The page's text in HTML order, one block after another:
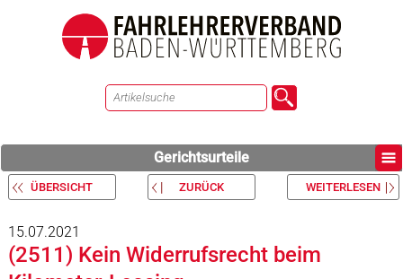
Gerichtsurteile
ÜBERSICHT ZURÜCK WEITERLESEN
15.07.2021
(2511) Kein Widerrufsrecht beim